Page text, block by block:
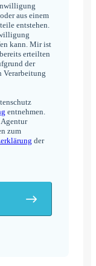
aus einem
entstehen.
kann. Mir ist
erteilten
der
entnehmen.
zum
der